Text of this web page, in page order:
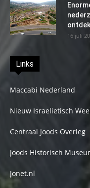
16 juli
Links
Maccabi Nederland
Nieuw Israelietisch
Centraal Joods Overleg
Joods Historisch
Jonet.nl